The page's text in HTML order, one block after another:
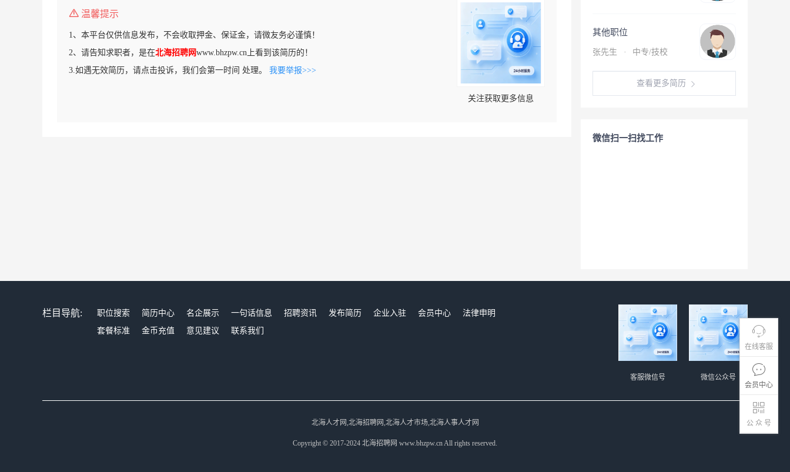
在线客服
会员中心
公 众 号
温馨提示
1、本平台仅供信息发布，不会收取押金、保证金，请微友务必谨慎！
2、请告知求职者，是在北海招聘网www.bhzpw.cn上看到该简历的！
3.如遇无效简历，请点击投诉，我们会第一时间 处理。 我要举报>>>
关注获取更多信息
其他职位
张先生 · 中专/技校
查看更多简历
微信扫一扫找工作
栏目导航: 职位搜索 简历中心 名企展示 一句话信息 招聘资讯 发布简历 企业入驻 会员中心
法律申明
套餐标准
金币充值 意见建议 联系我们
微信公众号
客服微信号
北海人才网,北海招聘网,北海人才市场,北海人事人才网
Copyright © 2017-2024 北海招聘网 www.bhzpw.cn All rights reserved.